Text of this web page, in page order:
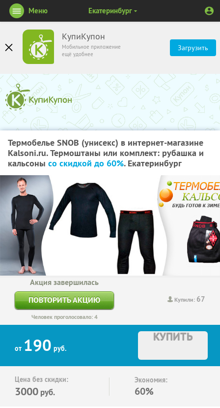
КупиКупон
Мобильное приложение
ещё удобнее
Загрузить
Меню Екатеринбург
Термобелье SNOB (унисекс) в интернет-магазине
Kalsoni.ru. Термоштаны или комплект: рубашка и
кальсоны со скидкой до 60%. Екатеринбург
Купили: 67
Акция завершилась
ПОВТОРИТЬ АКЦИЮ
Человек проголосовало: 4
от 190 руб.
КУПИТЬ
Цена без скидки:
3000 руб.
Экономия:
60%